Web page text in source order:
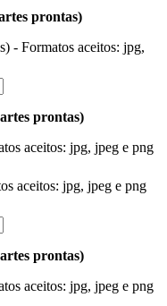
prontas)
- Formatos aceitos: jpg,
prontas)
aceitos: jpg, jpeg e png
aceitos: jpg, jpeg e png
prontas)
aceitos: jpg, jpeg e png